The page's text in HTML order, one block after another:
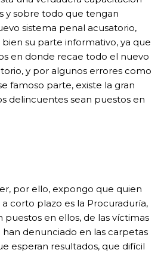
y sobre todo que tengan
sistema penal acusatorio,
su parte informativo, ya que
en donde recae todo el nuevo
y por algunos errores como
famoso parte, existe la gran
delincuentes sean puestos en
por ello, expongo que quien
corto plazo es la Procuraduría,
puestos en ellos, de las víctimas
han denunciado en las carpetas
esperan resultados, que difícil